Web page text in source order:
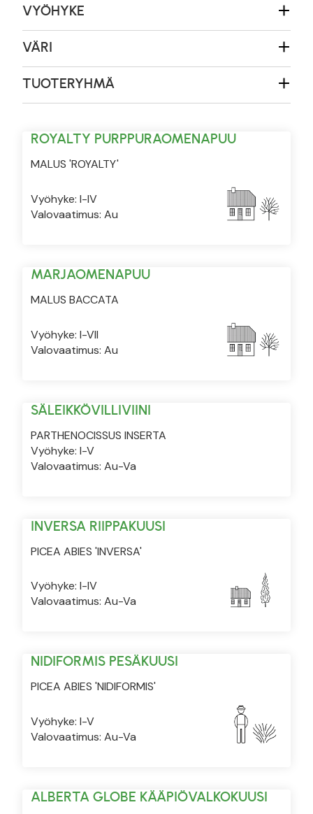
VYÖHYKE
VÄRI
TUOTERYHMÄ
ROYALTY PURPPURAOMENAPUU
MALUS 'ROYALTY'
Vyöhyke: I-IV
Valovaatimus: Au
MARJAOMENAPUU
MALUS BACCATA
Vyöhyke: I-VII
Valovaatimus: Au
SÄLEIKKÖVILLIVIINI
PARTHENOCISSUS INSERTA
Vyöhyke: I-V
Valovaatimus: Au-Va
INVERSA RIIPPAKUUSI
PICEA ABIES 'INVERSA'
Vyöhyke: I-IV
Valovaatimus: Au-Va
NIDIFORMIS PESÄKUUSI
PICEA ABIES 'NIDIFORMIS'
Vyöhyke: I-V
Valovaatimus: Au-Va
ALBERTA GLOBE KÄÄPIÖVALKOKUUSI